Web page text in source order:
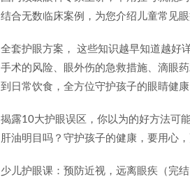
结合无数临床案例，为您介绍儿童常见
全套护眼方案， 这些知识越早知道越好
手术的风险、眼外伤的急救措施、滴眼
到日常饮食，全方位守护孩子的眼睛健康
揭露10大护眼误区，你以为的好方法可
肝油明目吗？守护孩子的健康，要用心，
少儿护眼课：预防近视，远离眼疾（完